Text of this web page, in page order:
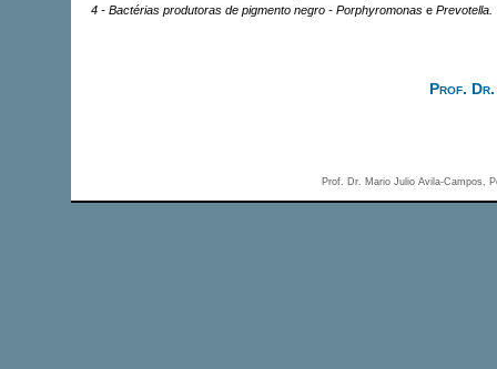
4 - Bactérias produtoras de pigmento negro - Porphyromonas e Prevotella.
Prof. Dr.
Prof. Dr. Mario Julio Avila-Campos,